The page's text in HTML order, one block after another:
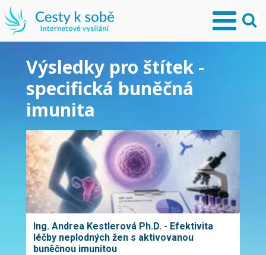
Výsledky pro štítek -
specifická buněčná
imunita
Ing. Andrea Kestlerová Ph.D. - Efektivita
léčby neplodných žen s aktivovanou
buněčnou imunitou